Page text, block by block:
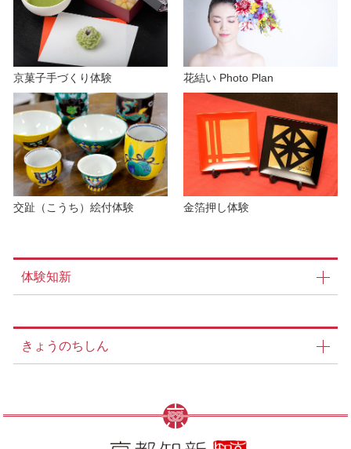
京菓子手づくり体験 花結い Photo Plan
交趾（こうち）絵付体験 金箔押し体験
体験知新
きょうのちしん